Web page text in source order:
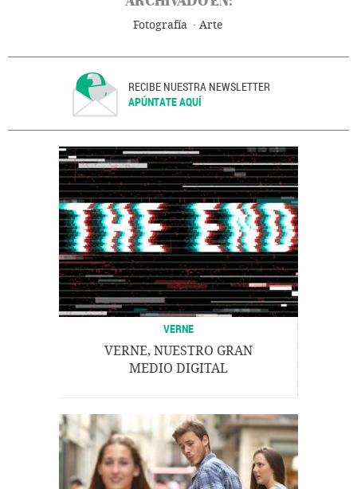
Fotografía Arte
RECIBE NUESTRA NEWSLETTER
APÚNTATE AQUÍ
VERNE
VERNE, NUESTRO GRAN
MEDIO DIGITAL